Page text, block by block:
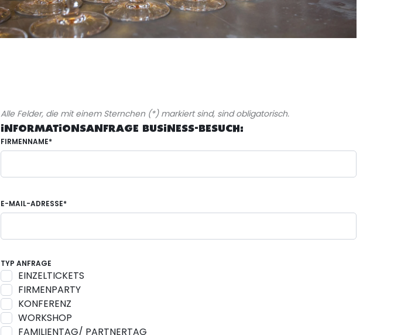
Alle Felder, die mit einem Sternchen (*) markiert sind, sind obligatorisch.
INFORMATIONSANFRAGE BUSINESS-BESUCH:
FIRMENNAME*
E-MAIL-ADRESSE*
TYP ANFRAGE
EINZELTICKETS
FIRMENPARTY
KONFERENZ
WORKSHOP
FAMILIENTAG/ PARTNERTAG